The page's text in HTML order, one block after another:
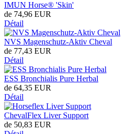
IMUN Horse® 'Skin'
de 74,96 EUR
Détail
NVS Magenschutz-Aktiv Cheval
de 77,43 EUR
Détail
ESS Bronchialis Pure Herbal
de 64,35 EUR
Détail
ChevalFlex Liver Support
de 50,83 EUR